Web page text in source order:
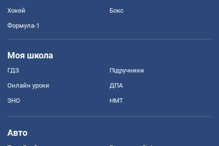
Хокей Бокс
Формула-1
Моя школа
ГДЗ Підручники
Онлайн уроки ДПА
ЗНО НМТ
Авто